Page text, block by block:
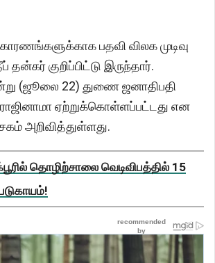
பதவி விலக முடிவு
குறிப்பிட்டு இருந்தார்.
(ஜூலை 22) துணை ஜனாதிபதி
ஏற்றுக்கொள்ளப்பட்டது என
அறிவித்துள்ளது.
தொழிற்சாலை வெடிவிபத்தில் 15